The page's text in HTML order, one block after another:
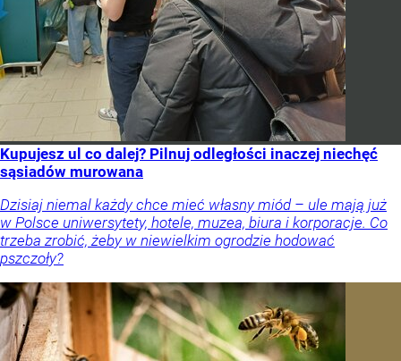
Kupujesz ul co dalej? Pilnuj odległości inaczej niechęć
sąsiadów murowana
Dzisiaj niemal każdy chce mieć własny miód – ule mają już
w Polsce uniwersytety, hotele, muzea, biura i korporacje. Co
trzeba zrobić, żeby w niewielkim ogrodzie hodować
pszczoły?